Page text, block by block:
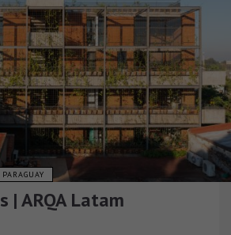
PARAGUAY
| ARQA Latam